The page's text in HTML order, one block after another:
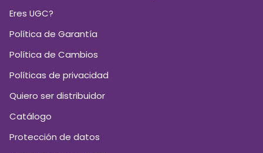
Eres UGC?
Política de Garantía
Política de Cambios
Políticas de privacidad
Quiero ser distribuidor
Catálogo
Protección de datos